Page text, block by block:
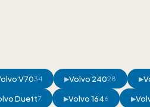
V7034 ▶Volvo 24028 ▶
Duett7 ▶Volvo 1646 ▶